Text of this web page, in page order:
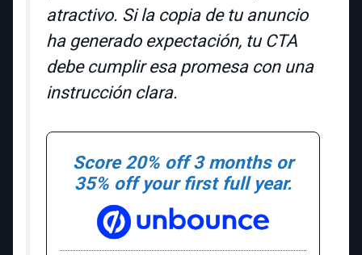
atractivo. Si la copia de tu anuncio
ha generado expectación, tu CTA
debe cumplir esa promesa con una
instrucción clara.
Score 20% off 3 months or
35% off your first full year.